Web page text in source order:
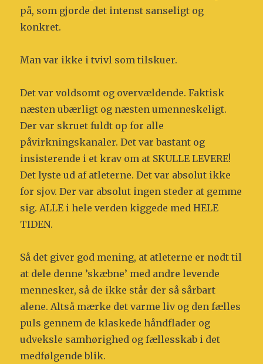
på, som gjorde det intenst sanseligt og
konkret.
Man var ikke i tvivl som tilskuer.
Det var voldsomt og overvældende. Faktisk
næsten ubærligt og næsten umenneskeligt.
Der var skruet fuldt op for alle
påvirkningskanaler. Det var bastant og
insisterende i et krav om at SKULLE LEVERE!
Det lyste ud af atleterne. Det var absolut ikke
for sjov. Der var absolut ingen steder at gemme
sig. ALLE i hele verden kiggede med HELE
TIDEN.
Så det giver god mening, at atleterne er nødt til
at dele denne ’skæbne’ med andre levende
mennesker, så de ikke står der så sårbart
alene. Altså mærke det varme liv og den fælles
puls gennem de klaskede håndflader og
udveksle samhørighed og fællesskab i det
medfølgende blik.